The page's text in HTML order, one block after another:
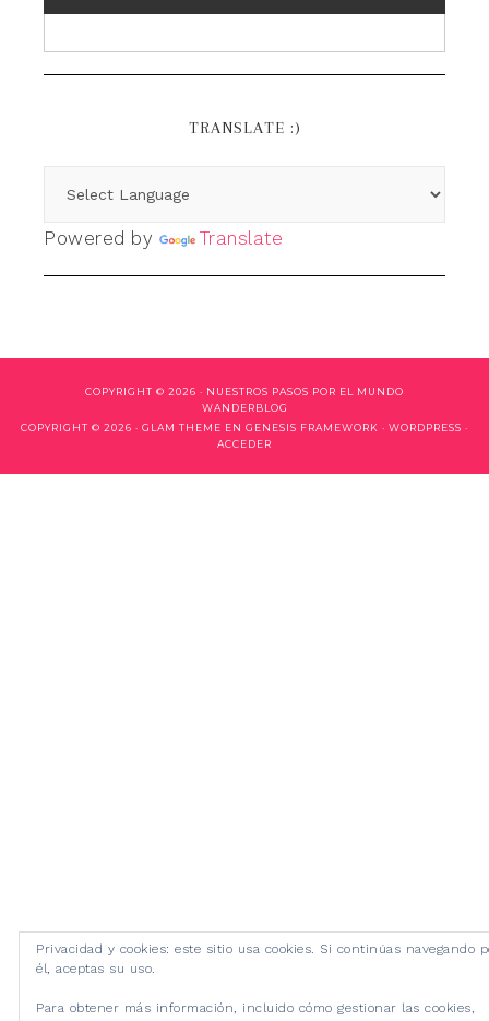
TRANSLATE :)
Powered by Translate
COPYRIGHT © 2026 · NUESTROS PASOS POR EL MUNDO
WANDERBLOG
COPYRIGHT © 2026 · GLAM THEME EN GENESIS FRAMEWORK · WORDPRESS ·
ACCEDER
Privacidad y cookies: este sitio usa cookies. Si continúas navegando
él, aceptas su uso.
Para obtener más información, incluido cómo gestionar las cookies,